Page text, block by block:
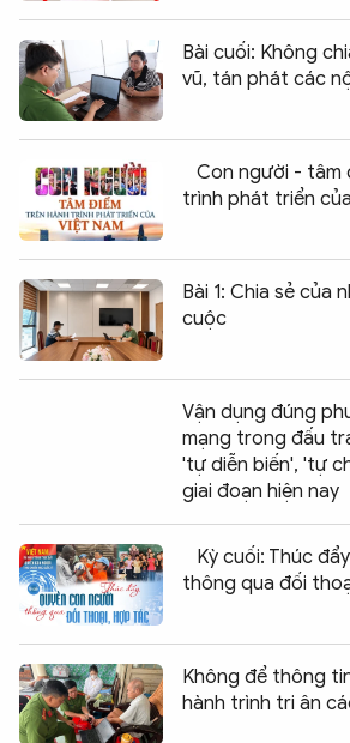
Bài cuối: Không
vũ, tán phát các
Con người - tâm
trình phát triển
Bài 1: Chia sẻ của
cuộc
Vận dụng đúng
mạng trong đấu
'tự diễn biến', 'tự
giai đoạn hiện nay
Kỳ cuối: Thúc
thông qua đối
Không để thông
hành trình tri ân